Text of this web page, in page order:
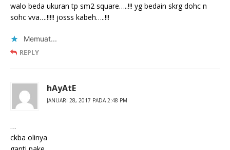
walo beda ukuran tp sm2 square…..!!! yg bedain skrg dohc n
sohc vva….!!!!! josss kabeh…..!!!
Memuat...
REPLY
hAyAtE
JANUARI 28, 2017 PADA 2:48 PM
…
ckba olinya